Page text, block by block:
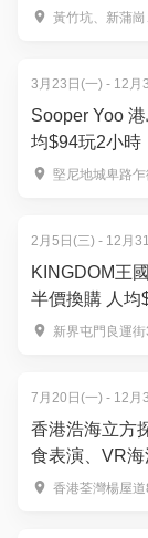
擬消防員遊戲
黃竹坑、新蒲崗
3月23日(一) - 12月
Sooper Yoo
均$94玩2小時
尼地城
堅尼地城卑路
2月5日(三) - 12月
KINGDOM王
半價換購 人均
兒童新界屯門良運
7月20日(一) - 12月
香港浩海立方
食表演、VR
香港荃灣楊屋